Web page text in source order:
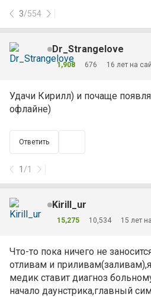
3/554
Dr_Strangelove
1,908 676 16 лет на
Удачи Кирилл) и почаще
офлайне)
Ответить
1 /1
Kirill_ur
15,275 10,534 15 лет
Что-то пока ничего не
отливам и
медик ставит диагноз
начало даунстрика,главный